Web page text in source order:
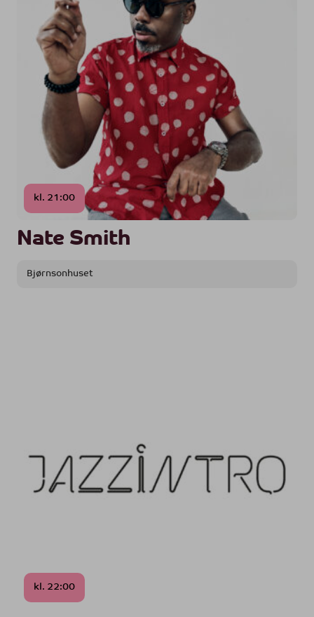
kl. 21:00
Nate Smith
Bjørnsonhuset
kl. 22:00